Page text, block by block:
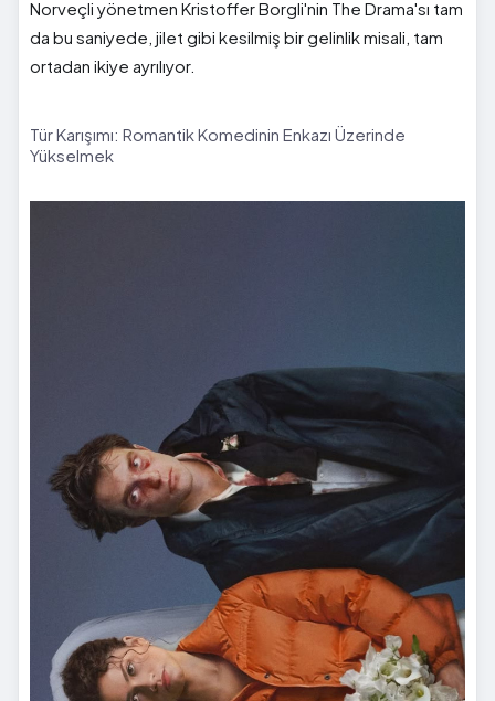
Norveçli yönetmen Kristoffer Borgli'nin The Drama'sı tam
da bu saniyede, jilet gibi kesilmiş bir gelinlik misali, tam
ortadan ikiye ayrılıyor.
Tür Karışımı: Romantik Komedinin Enkazı Üzerinde
Yükselmek